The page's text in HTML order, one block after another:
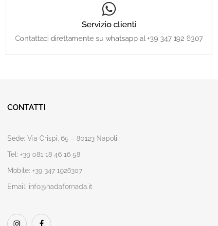
Servizio clienti
Contattaci direttamente su whatsapp al +39 347 192 6307
CONTATTI
Sede: Via Crispi, 65 – 80123 Napoli
Tel: +39 081 18 46 16 58
Mobile: +39 347 1926307
Email: info@nadafornada.it